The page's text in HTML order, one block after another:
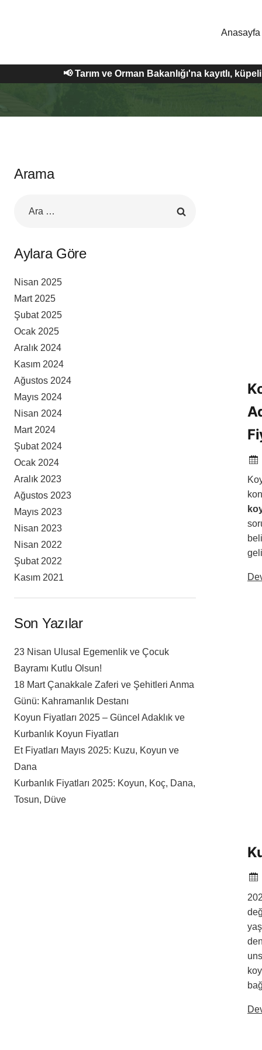
Anasayfa
📢 Tarım ve Orman Bakanlığı'na kayıtlı,
Arama
Aylara Göre
Nisan 2025
Mart 2025
Şubat 2025
Ocak 2025
Aralık 2024
Kasım 2024
Ağustos 2024
Mayıs 2024
Nisan 2024
Mart 2024
Şubat 2024
Ocak 2024
Aralık 2023
Ağustos 2023
Mayıs 2023
Nisan 2023
Nisan 2022
Şubat 2022
Kasım 2021
Son Yazılar
23 Nisan Ulusal Egemenlik ve Çocuk
Bayramı Kutlu Olsun!
18 Mart Çanakkale Zaferi ve Şehitleri Anma
Günü: Kahramanlık Destanı
Koyun Fiyatları 2025 – Güncel Adaklık ve
Kurbanlık Koyun Fiyatları
Et Fiyatları Mayıs 2025: Kuzu, Koyun ve
Dana
Kurbanlık Fiyatları 2025: Koyun, Koç, Dana,
Tosun, Düve